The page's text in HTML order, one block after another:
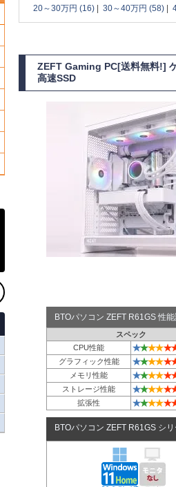
20～30万円 (16) | 30～40万円 (58) |
ZEFT Gaming PC[送料無料!]
高速SSD
BTOパソコン ZEFT R61GS 性
スペック
CPU性能
★★★★★
グラフィック性能 ★★★★★
メモリ性能 ★★★★★
ストレージ性能 ★★★★★
拡張性 ★★★★★
BTOパソコン ZEFT R61GS シ